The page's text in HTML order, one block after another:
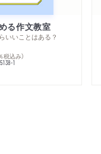
る作文教室
いいことはある？
税込み）
1